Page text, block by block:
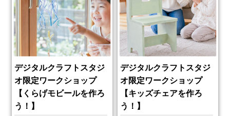
デジタルクラフトスタジ
オ限定ワークショップ
【くらげモビールを作ろ
う！】
デジタルクラフトスタジ
オ限定ワークショップ
【キッズチェアを作ろ
う！】